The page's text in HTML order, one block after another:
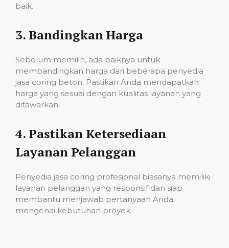
baik.
3. Bandingkan Harga
Sebelum memilih, ada baiknya untuk
membandingkan harga dari beberapa penyedia
jasa coring beton. Pastikan Anda mendapatkan
harga yang sesuai dengan kualitas layanan yang
ditawarkan.
4. Pastikan Ketersediaan
Layanan Pelanggan
Penyedia jasa coring profesional biasanya memiliki
layanan pelanggan yang responsif dan siap
membantu menjawab pertanyaan Anda
mengenai kebutuhan proyek.